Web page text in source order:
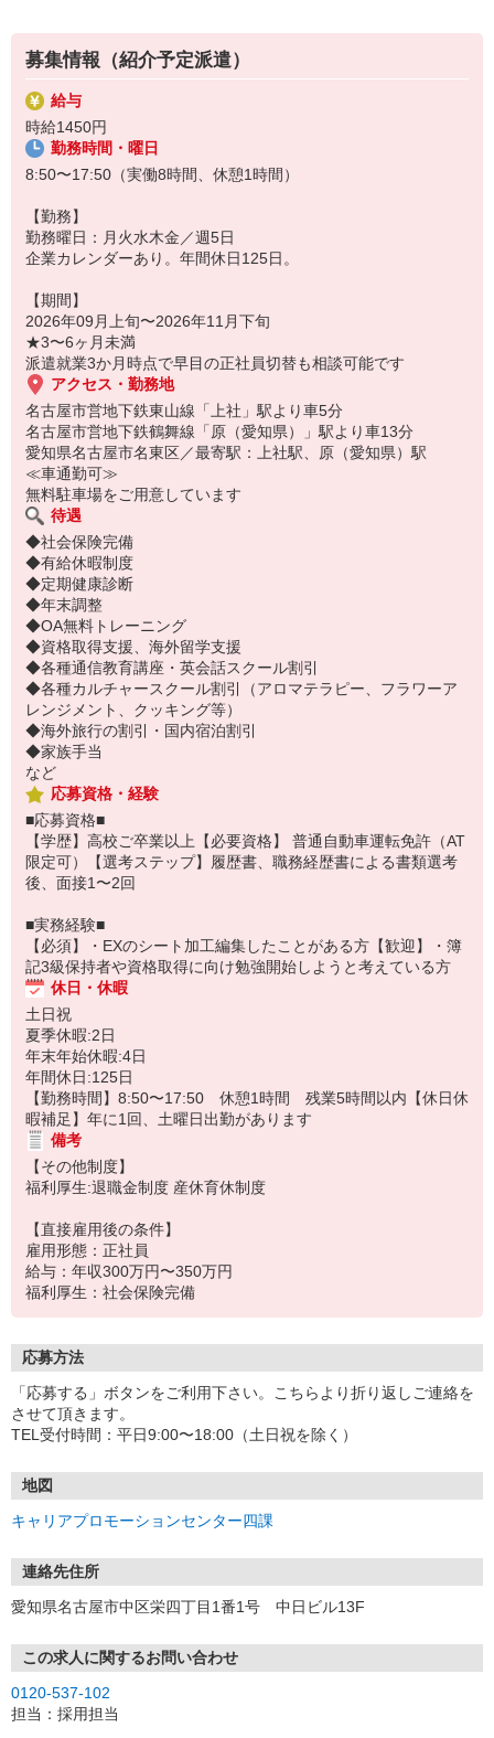
募集情報（紹介予定派遣）
給与
時給1450円
勤務時間・曜日
8:50〜17:50（実働8時間、休憩1時間）
【勤務】
勤務曜日：月火水木金／週5日
企業カレンダーあり。年間休日125日。
【期間】
2026年09月上旬〜2026年11月下旬
★3〜6ヶ月未満
派遣就業3か月時点で早目の正社員切替も相談可能です
アクセス・勤務地
名古屋市営地下鉄東山線「上社」駅より車5分
名古屋市営地下鉄鶴舞線「原（愛知県）」駅より車13分
愛知県名古屋市名東区／最寄駅：上社駅、原（愛知県）駅
≪車通勤可≫
無料駐車場をご用意しています
待遇
◆社会保険完備
◆有給休暇制度
◆定期健康診断
◆年末調整
◆OA無料トレーニング
◆資格取得支援、海外留学支援
◆各種通信教育講座・英会話スクール割引
◆各種カルチャースクール割引（アロマテラピー、フラワーア
レンジメント、クッキング等）
◆海外旅行の割引・国内宿泊割引
◆家族手当
など
応募資格・経験
■応募資格■
【学歴】高校ご卒業以上【必要資格】 普通自動車運転免許（AT
限定可）【選考ステップ】履歴書、職務経歴書による書類選考
後、面接1〜2回
■実務経験■
【必須】・EXのシート加工編集したことがある方【歓迎】・簿
記3級保持者や資格取得に向け勉強開始しようと考えている方
休日・休暇
土日祝
夏季休暇:2日
年末年始休暇:4日
年間休日:125日
【勤務時間】8:50〜17:50 休憩1時間 残業5時間以内【休日休
暇補足】年に1回、土曜日出勤があります
備考
【その他制度】
福利厚生:退職金制度 産休育休制度
【直接雇用後の条件】
雇用形態：正社員
給与：年収300万円〜350万円
福利厚生：社会保険完備
応募方法
「応募する」ボタンをご利用下さい。こちらより折り返しご連絡を
させて頂きます。
TEL受付時間：平日9:00〜18:00（土日祝を除く）
地図
キャリアプロモーションセンター四課
連絡先住所
愛知県名古屋市中区栄四丁目1番1号 中日ビル13F
この求人に関するお問い合わせ
0120-537-102
担当：採用担当